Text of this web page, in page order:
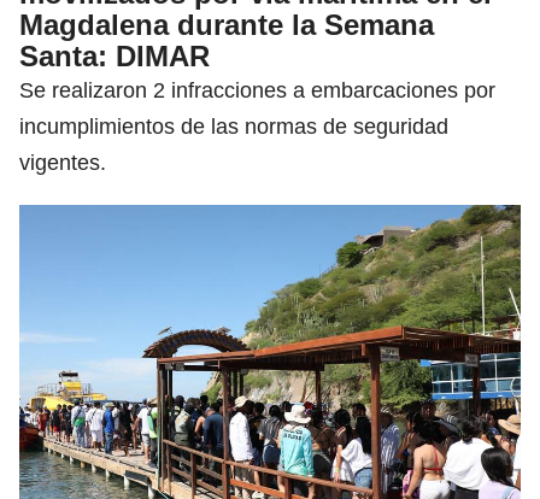
Magdalena durante la Semana
Santa: DIMAR
Se realizaron 2 infracciones a embarcaciones por
incumplimientos de las normas de seguridad
vigentes.